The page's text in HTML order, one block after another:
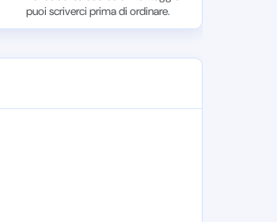
puoi scriverci prima di ordinare.